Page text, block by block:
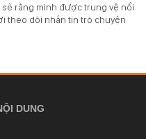
rằng mình được trung vệ nổi
theo dõi nhắn tin trò chuyện
DUNG